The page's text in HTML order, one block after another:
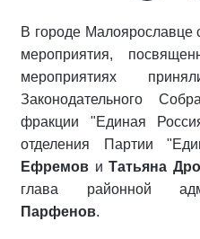
В городе Малоярославце
мероприятия,
мероприятиях
Законодательного
фракции "Единая
отделения Партии
Ефремов и Татьяна
глава районной
Парфенов.